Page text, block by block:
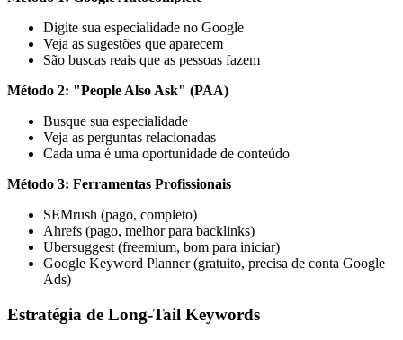
Digite sua especialidade no Google
Veja as sugestões que aparecem
São buscas reais que as pessoas fazem
Método 2: "People Also Ask" (PAA)
Busque sua especialidade
Veja as perguntas relacionadas
Cada uma é uma oportunidade de conteúdo
Método 3: Ferramentas Profissionais
SEMrush (pago, completo)
Ahrefs (pago, melhor para backlinks)
Ubersuggest (freemium, bom para iniciar)
Google Keyword Planner (gratuito, precisa de conta Google
Ads)
Estratégia de Long-Tail Keywords